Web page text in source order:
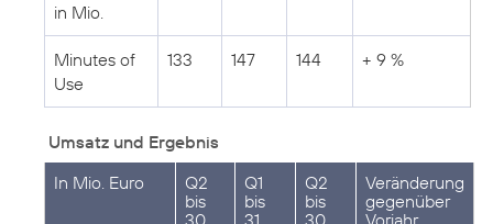
in Mio.
Minutes of
Use
133 147 144 + 9 %
Umsatz und Ergebnis
In Mio. Euro
Q2
bis
30.
Q1
bis
31.
Q2
bis
30.
Veränderung
gegenüber
Vorjahr